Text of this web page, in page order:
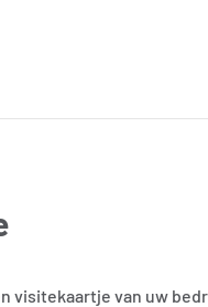
visitekaartje van uw